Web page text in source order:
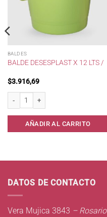
BALDES
BALDE DESESPLAST X 12 LTS /
$3.916,69
Balde Desesplast x 12 lts / cantidad
AÑADIR AL CARRITO
DATOS DE CONTACTO
Vera Mujica 3843 – Rosario